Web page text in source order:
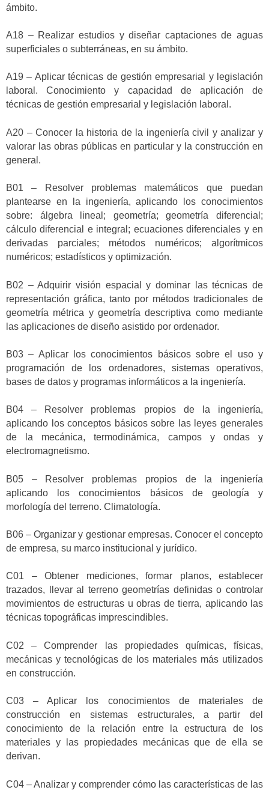
ámbito.
A18 – Realizar estudios y diseñar captaciones de aguas
superficiales o subterráneas, en su ámbito.
A19 – Aplicar técnicas de gestión empresarial y legislación
laboral. Conocimiento y capacidad de aplicación de
técnicas de gestión empresarial y legislación laboral.
A20 – Conocer la historia de la ingeniería civil y analizar y
valorar las obras públicas en particular y la construcción en
general.
B01 – Resolver problemas matemáticos que puedan
plantearse en la ingeniería, aplicando los conocimientos
sobre: álgebra lineal; geometría; geometría diferencial;
cálculo diferencial e integral; ecuaciones diferenciales y en
derivadas parciales; métodos numéricos; algorítmicos
numéricos; estadísticos y optimización.
B02 – Adquirir visión espacial y dominar las técnicas de
representación gráfica, tanto por métodos tradicionales de
geometría métrica y geometría descriptiva como mediante
las aplicaciones de diseño asistido por ordenador.
B03 – Aplicar los conocimientos básicos sobre el uso y
programación de los ordenadores, sistemas operativos,
bases de datos y programas informáticos a la ingeniería.
B04 – Resolver problemas propios de la ingeniería,
aplicando los conceptos básicos sobre las leyes generales
de la mecánica, termodinámica, campos y ondas y
electromagnetismo.
B05 – Resolver problemas propios de la ingeniería
aplicando los conocimientos básicos de geología y
morfología del terreno. Climatología.
B06 – Organizar y gestionar empresas. Conocer el concepto
de empresa, su marco institucional y jurídico.
C01 – Obtener mediciones, formar planos, establecer
trazados, llevar al terreno geometrías definidas o controlar
movimientos de estructuras u obras de tierra, aplicando las
técnicas topográficas imprescindibles.
C02 – Comprender las propiedades químicas, físicas,
mecánicas y tecnológicas de los materiales más utilizados
en construcción.
C03 – Aplicar los conocimientos de materiales de
construcción en sistemas estructurales, a partir del
conocimiento de la relación entre la estructura de los
materiales y las propiedades mecánicas que de ella se
derivan.
C04 – Analizar y comprender cómo las características de las